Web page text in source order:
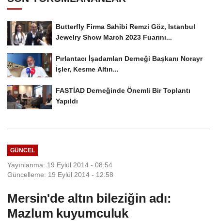
Butterfly Firma Sahibi Remzi Göz, Istanbul
Jewelry Show March 2023 Fuarını...
Pırlantacı İşadamları Derneği Başkanı Norayr
İşler, Kesme Altın...
FASTİAD Derneğinde Önemli Bir Toplantı
Yapıldı
GÜNCEL
Yayınlanma: 19 Eylül 2014 - 08:54
Güncelleme: 19 Eylül 2014 - 12:58
Mersin'de altın bileziğin adı:
Mazlum kuyumculuk